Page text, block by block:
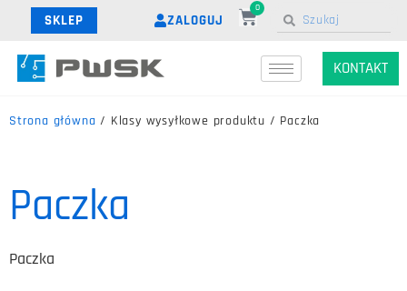
SKLEP ZALOGUJ
0
KONTAKT
Strona główna / Klasy wysyłkowe produktu / Paczka
Paczka
Paczka